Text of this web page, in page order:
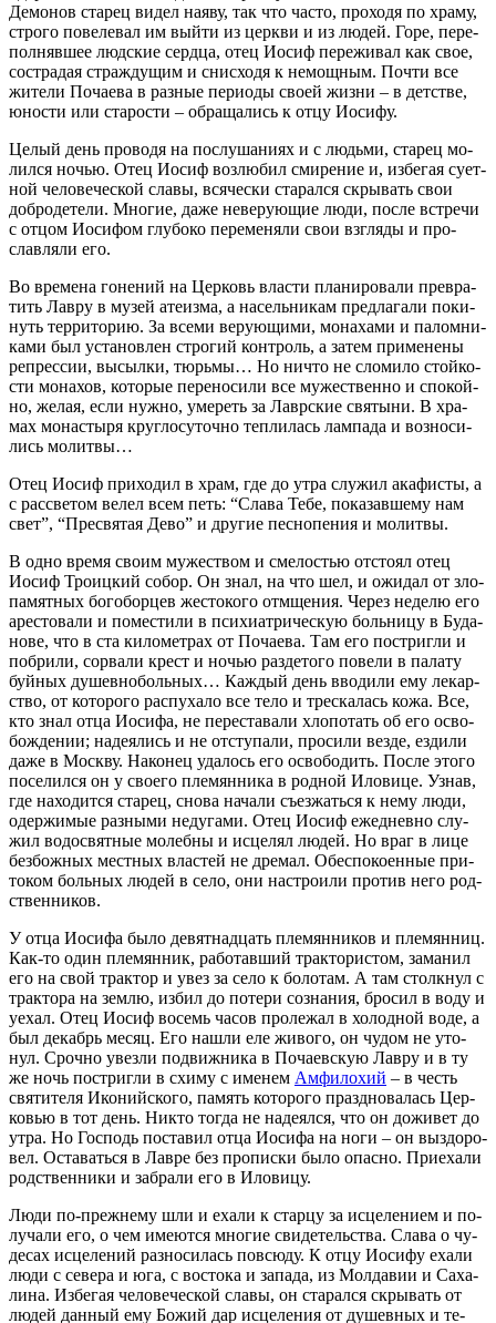
Де­мо­нов ста­рец ви­дел на­яву, так что ча­сто, про­хо­дя по хра­му,
стро­го по­веле­вал им вый­ти из церк­ви и из лю­дей. Го­ре, пе­ре­
пол­няв­шее люд­ские серд­ца, отец Иосиф пе­ре­жи­вал как свое,
со­стра­дая страж­ду­щим и снис­хо­дя к немощ­ным. По­чти все
жи­те­ли По­ча­е­ва в раз­ные пе­ри­о­ды сво­ей жиз­ни – в дет­стве,
юно­сти или ста­ро­сти – об­ра­ща­лись к от­цу Иоси­фу.
Це­лый день про­во­дя на по­слу­ша­ни­ях и с людь­ми, ста­рец мо­
лил­ся но­чью. Отец Иосиф воз­лю­бил сми­ре­ние и, из­бе­гая су­ет­
ной че­ло­ве­че­ской сла­вы, вся­че­ски ста­рал­ся скры­вать свои
доб­ро­де­те­ли. Мно­гие, да­же неве­ру­ю­щие лю­ди, по­сле встре­чи
с от­цом Иоси­фом глу­бо­ко пе­ре­ме­ня­ли свои взгля­ды и про­
слав­ля­ли его.
Во вре­ме­на го­не­ний на Цер­ковь вла­сти пла­ни­ро­ва­ли пре­вра­
тить Лав­ру в му­зей ате­из­ма, а на­сель­ни­кам пред­ла­га­ли по­ки­
нуть тер­ри­то­рию. За все­ми ве­ру­ю­щи­ми, мо­на­ха­ми и па­лом­ни­
ка­ми был уста­нов­лен стро­гий кон­троль, а за­тем при­ме­не­ны
ре­прес­сии, вы­сыл­ки, тюрь­мы… Но ни­что не сло­ми­ло стой­ко­
сти мо­на­хов, ко­то­рые пе­ре­но­си­ли все му­же­ствен­но и спо­кой­
но, же­лая, ес­ли нуж­но, уме­реть за Лавр­ские свя­ты­ни. В хра­
мах мо­на­сты­ря круг­ло­су­точ­но теп­ли­лась лам­па­да и воз­но­си­
лись мо­лит­вы…
Отец Иосиф при­хо­дил в храм, где до утра слу­жил ака­фи­сты, а
с рас­све­том ве­лел всем петь: “Сла­ва Те­бе, по­ка­зав­ше­му нам
свет”, “Пре­свя­тая Де­во” и дру­гие пес­но­пе­ния и мо­лит­вы.
В од­но вре­мя сво­им му­же­ством и сме­ло­стью от­сто­ял отец
Иосиф Тро­иц­кий со­бор. Он знал, на что шел, и ожи­дал от зло­
па­мят­ных бо­го­бор­цев же­сто­ко­го от­мще­ния. Через неде­лю его
аре­сто­ва­ли и по­ме­сти­ли в пси­хи­ат­ри­че­скую боль­ни­цу в Бу­да­
но­ве, что в ста ки­ло­мет­рах от По­ча­е­ва. Там его по­стриг­ли и
по­бри­ли, со­рва­ли крест и но­чью раз­де­то­го по­ве­ли в па­ла­ту
буй­ных ду­шев­но­боль­ных… Каж­дый день вво­ди­ли ему ле­кар­
ство, от ко­то­ро­го рас­пу­ха­ло все те­ло и трес­ка­лась ко­жа. Все,
кто знал от­ца Иоси­фа, не пе­ре­ста­ва­ли хло­по­тать об его осво­
бож­де­нии; на­де­я­лись и не от­сту­па­ли, про­си­ли вез­де, ез­ди­ли
да­же в Моск­ву. На­ко­нец уда­лось его осво­бо­дить. По­сле это­го
по­се­лил­ся он у сво­е­го пле­мян­ни­ка в род­ной Ило­ви­це. Узнав,
где на­хо­дит­ся ста­рец, сно­ва на­ча­ли съез­жать­ся к нему лю­ди,
одер­жи­мые раз­ны­ми неду­га­ми. Отец Иосиф еже­днев­но слу­
жил во­до­свят­ные мо­леб­ны и ис­це­лял лю­дей. Но враг в ли­це
без­бож­ных мест­ных вла­стей не дре­мал. Обес­по­ко­ен­ные при­
то­ком боль­ных лю­дей в се­ло, они на­стро­и­ли про­тив него род­
ствен­ни­ков.
У от­ца Иоси­фа бы­ло де­вят­на­дцать пле­мян­ни­ков и пле­мян­ниц.
Как-то один пле­мян­ник, ра­бо­тав­ший трак­то­ри­стом, за­ма­нил
его на свой трак­тор и увез за се­ло к бо­ло­там. А там столк­нул с
трак­то­ра на зем­лю, из­бил до по­те­ри со­зна­ния, бро­сил в во­ду и
уехал. Отец Иосиф во­семь ча­сов про­ле­жал в хо­лод­ной во­де, а
был де­кабрь ме­сяц. Его на­шли еле жи­во­го, он чу­дом не уто­
нул. Сроч­но увез­ли по­движ­ни­ка в По­ча­ев­скую Лав­ру и в ту
же ночь по­стриг­ли в схи­му с име­нем Ам­фи­ло­хий – в честь
свя­ти­те­ля Ико­ний­ско­го, па­мять ко­то­ро­го празд­но­ва­лась Цер­
ко­вью в тот день. Ни­кто то­гда не на­де­ял­ся, что он до­жи­вет до
утра. Но Гос­подь по­ста­вил от­ца Иоси­фа на но­ги – он вы­здо­ро­
вел. Оста­вать­ся в Лав­ре без про­пис­ки бы­ло опас­но. При­е­ха­ли
род­ствен­ни­ки и за­бра­ли его в Ило­ви­цу.
Лю­ди по-преж­не­му шли и еха­ли к стар­цу за ис­це­ле­ни­ем и по­
лу­ча­ли его, о чем име­ют­ся мно­гие сви­де­тель­ства. Сла­ва о чу­
де­сах ис­це­ле­ний раз­но­си­лась по­всю­ду. К от­цу Иоси­фу еха­ли
лю­ди с се­ве­ра и юга, с во­сто­ка и за­па­да, из Мол­да­вии и Са­ха­
ли­на. Из­бе­гая че­ло­ве­че­ской сла­вы, он ста­рал­ся скры­вать от
лю­дей дан­ный ему Бо­жий дар ис­це­ле­ния от ду­шев­ных и те­